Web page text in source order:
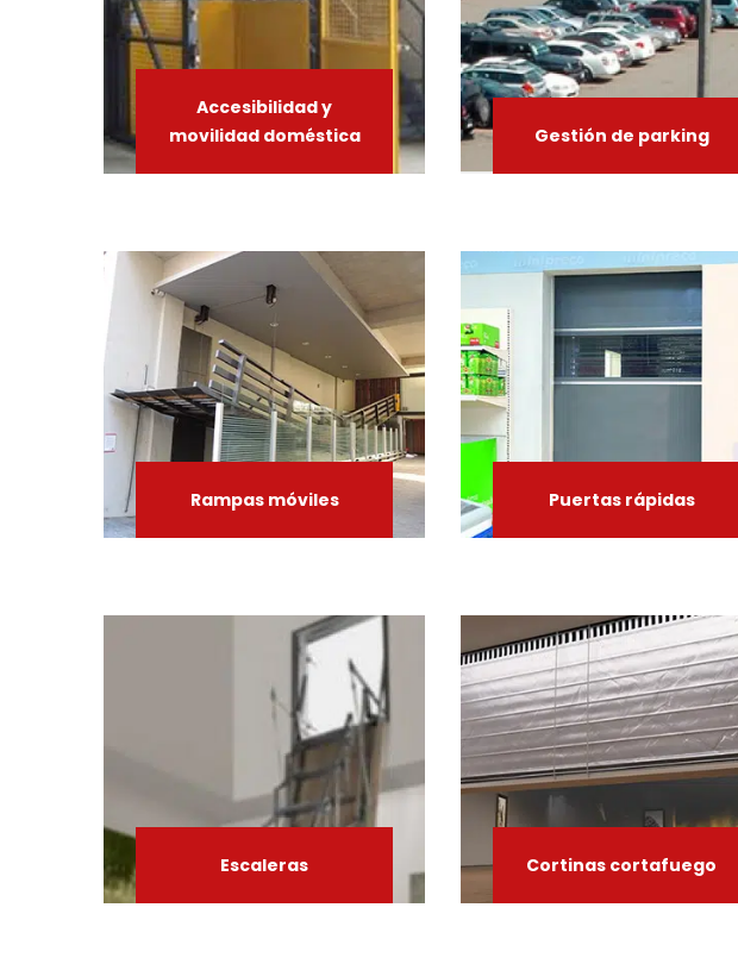
Accesibilidady
movilidad doméstica Gestión de parking
Rampas móviles Puertas rápidas
Escaleras Cortinas cortafuego